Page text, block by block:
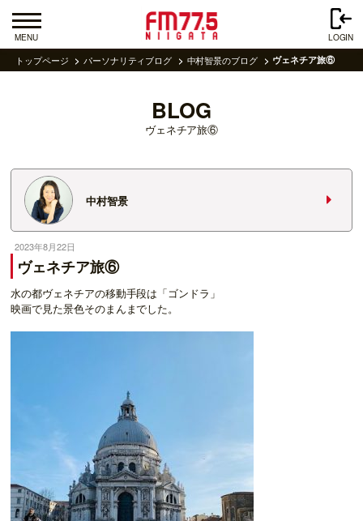
MENU LOGIN
トップページ パーソナリティブログ 中村智景のブログ ヴェネチア旅⑥
BLOG
ヴェネチア旅⑥
中村智景
2023年8月22日
ヴェネチア旅⑥
水の都ヴェネチアの移動手段は「ゴンドラ」
映画で見た景色そのまんまでした。